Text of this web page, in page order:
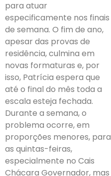
para atuar
especificamente nos finais
de semana. O fim de ano,
apesar das provas de
residência, culmina em
novas formaturas e, por
isso, Patrícia espera que
até o final do mês toda a
escala esteja fechada.
Durante a semana, o
problema ocorre, em
proporções menores, para
as quintas-feiras,
especialmente no Cais
Chácara Governador, mas